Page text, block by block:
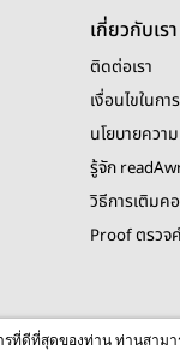
เกี่ยวกับเรา
ติดต่อเรา
เงื่อนไขในกา
นโยบายควา
รู้จัก
วิธีการเติมค
Proof ตรวจ
by MEB
by reCAPTCHA and the Google
ที่ดีที่สุดของท่าน ท่านสา